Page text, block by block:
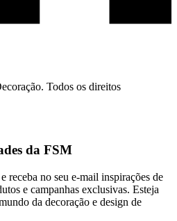
Todos os direitos
da FSM
receba no seu e-mail inspirações de
e campanhas exclusivas. Esteja
da decoração e design de